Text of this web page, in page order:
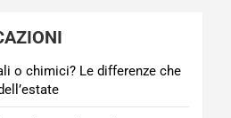
o chimici? Le differenze che